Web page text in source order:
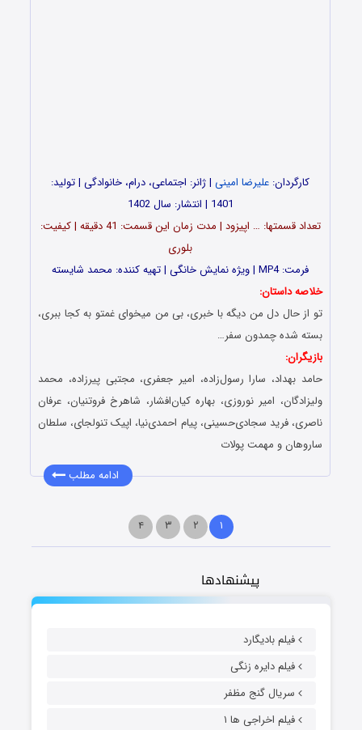
پیشنهادها
فیلم بادیگارد
فیلم دایره زنگی
سریال گنج مظفر
فیلم اخراجی ها ۱
کارگردان: علیرضا امینی | ژانر: اجتماعی، درام، خانوادگی | تولید:
1401 | انتشار: سال 1402
تعداد قسمت‎ها: … اپیزود | مدت زمان این قسمت: 41 دقیقه | کیفیت:
بلوری
فرمت: MP4 | ویژه نمایش خانگی | تهیه کننده: محمد شایسته
خلاصه داستان:
تو از حال دل من دیگه با خبری، بی من میخوای غمتو به کجا ببری،
بسته شده چمدون سفر…
بازیگران:
حامد بهداد، سارا رسول‌زاده، امیر جعفری، مجتبی پیرزاده، محمد
ولیزادگان، امیر نوروزی، بهاره کیان‌افشار، شاهرخ فروتنیان، عرفان
ناصری، فرید سجادی‌حسینی، پیام احمدی‌نیا، اپیک تنولجای، سلطان
ساروهان و مهمت پولات
ادامه مطلب
۱ ۲ ۳ ۴